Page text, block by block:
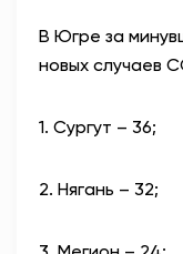
В Югре за
новых случаев
1. Сургут – 36;
2. Нягань – 32;